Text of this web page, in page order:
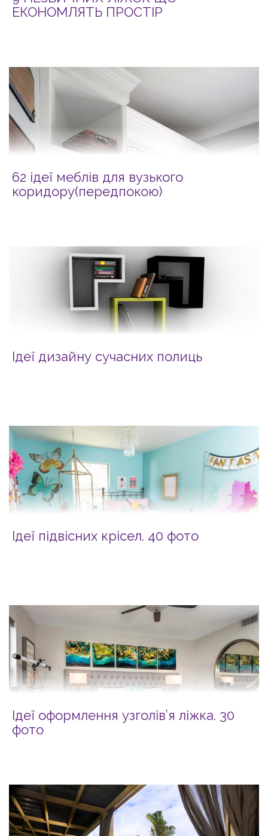
ЕКОНОМЛЯТЬ ПРОСТІР
62 ідеї меблів для вузького
коридору(передпокою)
Ідеї дизайну сучасних полиць
Ідеї підвісних крісел. 40 фото
Ідеї оформлення узголів’я ліжка. 30
фото